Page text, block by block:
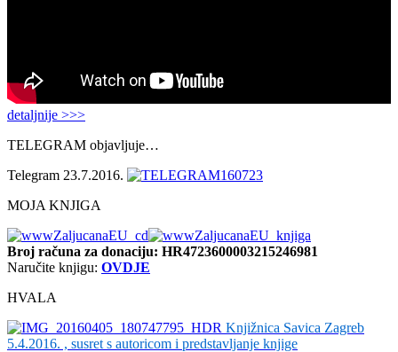
detaljnije >>>
TELEGRAM objavljuje…
Telegram 23.7.2016.
MOJA KNJIGA
Broj računa za donaciju: HR4723600003215246981
Naručite knjigu: OVDJE
HVALA
Knjižnica Savica Zagreb
5.4.2016. , susret s autoricom i predstavljanje knjige